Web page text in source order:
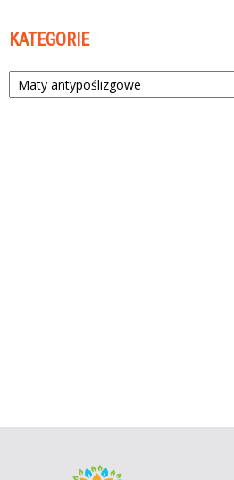
KATEGORIE
Kategorie